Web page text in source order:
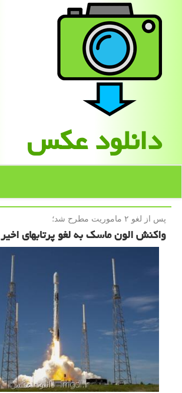
دانلود عكس
پس از لغو ۲ ماموریت مطرح شد؛
واكنش الون ماسك به لغو پرتابهای اخیر